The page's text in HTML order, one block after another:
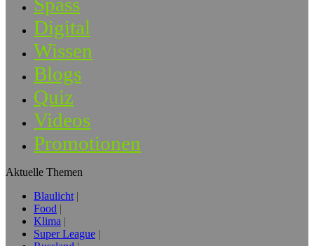
Digital
Wissen
Blogs
Quiz
Videos
Promotionen
Aktuelle Themen
Blaulicht
Food
Klima
Super League